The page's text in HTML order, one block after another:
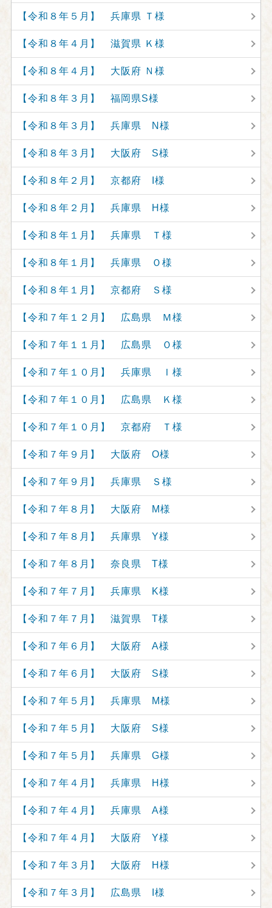
【令和８年５月】 兵庫県 Ｔ様
【令和８年４月】 滋賀県 Ｋ様
【令和８年４月】 大阪府 Ｎ様
【令和８年３月】 福岡県S様
【令和８年３月】 兵庫県 N様
【令和８年３月】 大阪府 S様
【令和８年２月】 京都府 I様
【令和８年２月】 兵庫県 H様
【令和８年１月】 兵庫県 Ｔ様
【令和８年１月】 兵庫県 Ｏ様
【令和８年１月】 京都府 Ｓ様
【令和７年１２月】 広島県 Ｍ様
【令和７年１１月】 広島県 Ｏ様
【令和７年１０月】 兵庫県 Ｉ様
【令和７年１０月】 広島県 Ｋ様
【令和７年１０月】 京都府 Ｔ様
【令和７年９月】 大阪府 O様
【令和７年９月】 兵庫県 Ｓ様
【令和７年８月】 大阪府 M様
【令和７年８月】 兵庫県 Y様
【令和７年８月】 奈良県 T様
【令和７年７月】 兵庫県 K様
【令和７年７月】 滋賀県 T様
【令和７年６月】 大阪府 A様
【令和７年６月】 大阪府 S様
【令和７年５月】 兵庫県 M様
【令和７年５月】 大阪府 S様
【令和７年５月】 兵庫県 G様
【令和７年４月】 兵庫県 H様
【令和７年４月】 兵庫県 A様
【令和７年４月】 大阪府 Y様
【令和７年３月】 大阪府 H様
【令和７年３月】 広島県 I様